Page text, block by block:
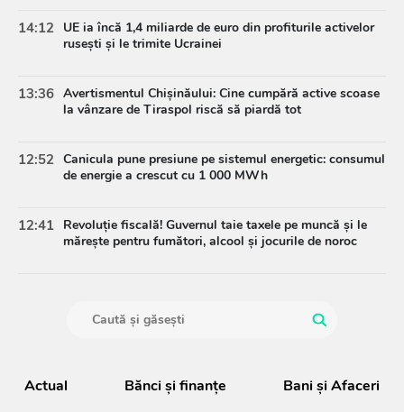
14:12 UE ia încă 1,4 miliarde de euro din profiturile activelor
rusești și le trimite Ucrainei
13:36 Avertismentul Chișinăului: Cine cumpără active scoase
la vânzare de Tiraspol riscă să piardă tot
12:52 Canicula pune presiune pe sistemul energetic: consumul
de energie a crescut cu 1 000 MWh
12:41 Revoluție fiscală! Guvernul taie taxele pe muncă și le
mărește pentru fumători, alcool și jocurile de noroc
Actual Bănci şi finanţe
Bani și Afaceri